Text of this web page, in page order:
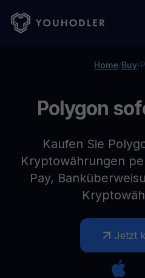
Home/Buy/
Polygon
Kaufen Sie
Kryptowährungen
Pay,
Jetzt